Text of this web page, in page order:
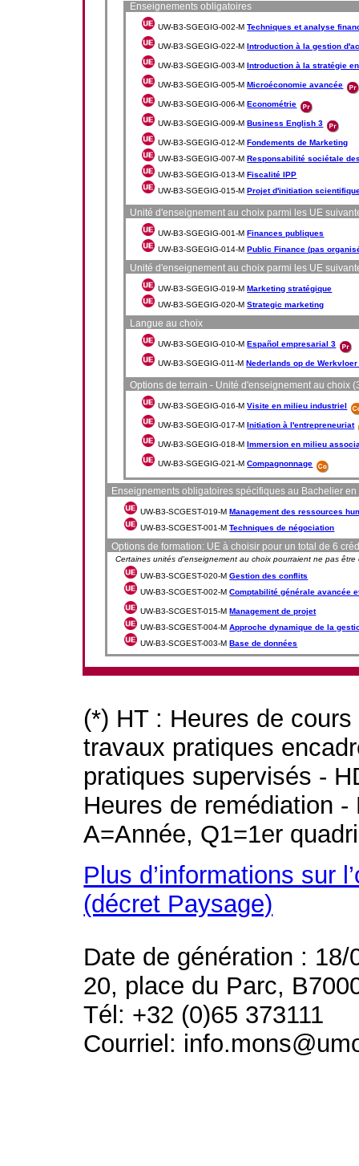
Enseignements obligatoires
UW-B3-SGEGIG-002-MTechniques et analyse
UW-B3-SGEGIG-022-MIntroduction à la gestion
UW-B3-SGEGIG-003-MIntroduction à la stratégie
UW-B3-SGEGIG-005-MMicroéconomie avancée
UW-B3-SGEGIG-006-MEconométrie
UW-B3-SGEGIG-009-MBusiness English 3
UW-B3-SGEGIG-012-MFondements de Marketing
UW-B3-SGEGIG-007-MResponsabilité sociétale
UW-B3-SGEGIG-013-MFiscalité IPP
UW-B3-SGEGIG-015-MProjet d'initiation
Unité d'enseignement au choix parmi les UE
UW-B3-SGEGIG-001-MFinances publiques
UW-B3-SGEGIG-014-MPublic Finance (pas
Unité d'enseignement au choix parmi les UE
UW-B3-SGEGIG-019-MMarketing stratégique
UW-B3-SGEGIG-020-MStrategic marketing
Langue au choix
UW-B3-SGEGIG-010-MEspañol empresarial 3
UW-B3-SGEGIG-011-MNederlands op de Werkvloer
Options de terrain - Unité d'enseignement au choix
UW-B3-SGEGIG-016-MVisite en milieu industriel
UW-B3-SGEGIG-017-MInitiation à l'entrepreneuriat
UW-B3-SGEGIG-018-MImmersion en milieu
UW-B3-SGEGIG-021-MCompagnonnage
Enseignements obligatoires spécifiques au Bachelier
UW-B3-SCGEST-019-MManagement des ressources
UW-B3-SCGEST-001-MTechniques de négociation
Options de formation: UE à choisir pour un total de 6
Certaines unités d'enseignement au choix pourraient ne pas
UW-B3-SCGEST-020-MGestion des conflits
UW-B3-SCGEST-002-MComptabilité générale avancée
UW-B3-SCGEST-015-MManagement de projet
UW-B3-SCGEST-004-MApproche dynamique de la
UW-B3-SCGEST-003-MBase de données
(*) HT : Heures de
travaux pratiques
pratiques supervisés -
Heures de remédiation
A=Année, Q1=1er
Plus d’informations sur
(décret Paysage)
Date de génération : 18/
20, place du Parc,
Tél: +32 (0)65 373111
Courriel: